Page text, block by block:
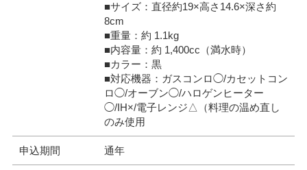
■サイズ：直径約19×高さ14.6×深さ約
8cm
■重量：約 1.1kg
■内容量：約 1,400cc（満水時）
■カラー：黒
■対応機器：ガスコンロ◯/カセットコン
ロ◯/オーブン◯/ハロゲンヒーター
◯/IH×/電子レンジ△（料理の温め直し
のみ使用
申込期間 通年